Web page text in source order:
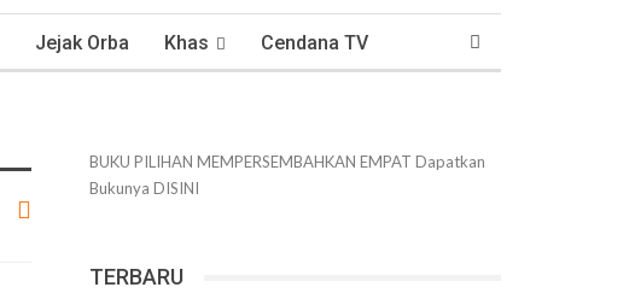
Jejak Orba Khas Cendana TV
BUKU PILIHAN MEMPERSEMBAHKAN EMPAT Dapatkan
Bukunya DISINI
TERBARU